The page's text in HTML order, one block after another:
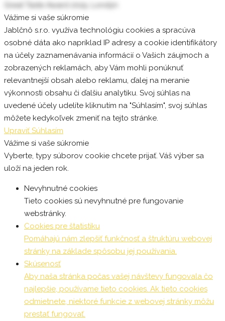
Great Taste Award 2019, Londýn
Vážime si vaše súkromie
Jablčnô s.r.o. využíva technológiu cookies a spracúva
osobné dáta ako napríklad IP adresy a cookie identifikátory
na účely zaznamenávania informácií o Vašich záujmoch a
zobrazených reklamách, aby Vám mohli ponúknuť
relevantnejší obsah alebo reklamu, ďalej na meranie
výkonnosti obsahu či ďalšiu analytiku. Svoj súhlas na
uvedené účely udelíte kliknutím na "Súhlasím", svoj súhlas
môžete kedykoľvek zmeniť na tejto stránke.
Upraviť Súhlasím
Vážime si vaše súkromie
Vyberte, typy súborov cookie chcete prijať. Váš výber sa
uloží na jeden rok.
Nevyhnutné cookies
Tieto cookies sú nevyhnutné pre fungovanie
webstránky.
Cookies pre štatistiku
Pomáhajú nám zlepšiť funkčnosť a štruktúru webovej
stránky na základe spôsobu jej používania.
Skúsenosť
Aby naša stránka počas vašej návštevy fungovala čo
najlepšie, používame tieto cookies. Ak tieto cookies
odmietnete, niektoré funkcie z webovej stránky môžu
prestať fungovať.